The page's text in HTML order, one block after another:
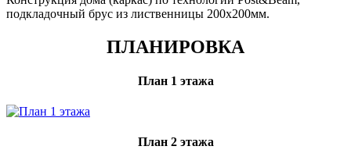
подкладочный брус из лиственницы 200х200мм.
ПЛАНИРОВКА
План 1 этажа
План 2 этажа